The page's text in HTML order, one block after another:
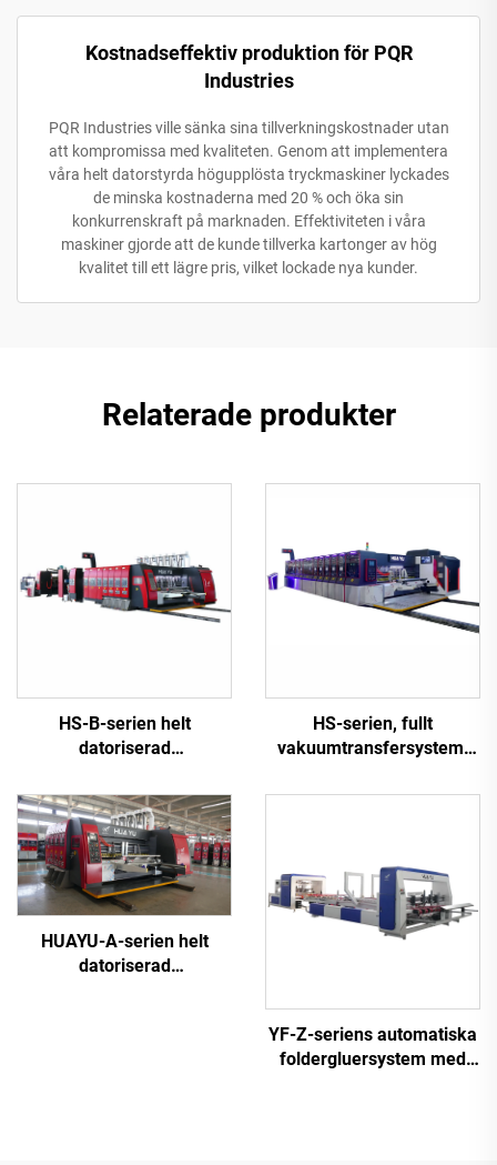
Kostnadseffektiv produktion för PQR
Industries
PQR Industries ville sänka sina tillverkningskostnader utan
att kompromissa med kvaliteten. Genom att implementera
våra helt datorstyrda högupplösta tryckmaskiner lyckades
de minska kostnaderna med 20 % och öka sin
konkurrenskraft på marknaden. Effektiviteten i våra
maskiner gjorde att de kunde tillverka kartonger av hög
kvalitet till ett lägre pris, vilket lockade nya kunder.
Relaterade produkter
HS-B-serien helt
datoriserad
tryckning och limning med
automatisk bandning
HS-serien, fullt
vakuumtransfersystem,
högupplöst tryckning,
(Vakuumtransfer
topptryckning)
HUAYU-A-serien helt
datoriserad
YF-Z-seriens automatiska
foldergluersystem med